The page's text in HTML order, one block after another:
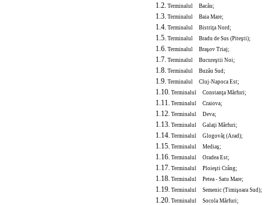
1.2. Terminalul Bacău;
1.3. Terminalul Baia Mare;
1.4. Terminalul Bistriţa Nord;
1.5. Terminalul Bradu de Sus (Piteşti);
1.6. Terminalul Braşov Triaj;
1.7. Terminalul Bucureştii Noi;
1.8. Terminalul Buzău Sud;
1.9. Terminalul Cluj-Napoca Est;
1.10. Terminalul Constanţa Mărfuri;
1.11. Terminalul Craiova;
1.12. Terminalul Deva;
1.13. Terminalul Galaţi Mărfuri;
1.14. Terminalul Glogovăţ (Arad);
1.15. Terminalul Mediaş;
1.16. Terminalul Oradea Est;
1.17. Terminalul Ploieşti Crâng;
1.18. Terminalul Petea - Satu Mare;
1.19. Terminalul Semenic (Timişoara Sud);
1.20. Terminalul Socola Mărfuri;